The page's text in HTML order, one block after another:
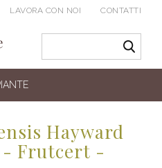
LAVORA CON NOI CONTATTI
Hayward
- Frutcert -